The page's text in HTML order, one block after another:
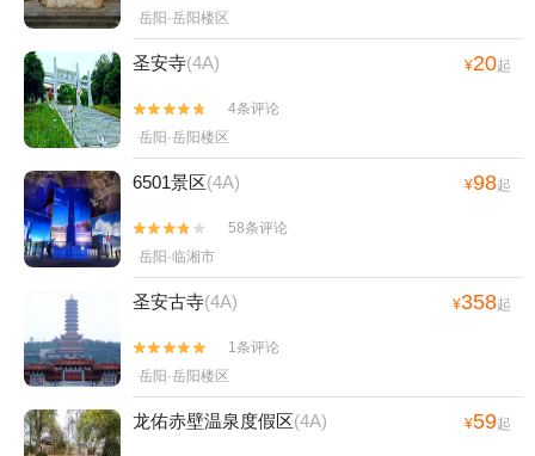
岳阳·岳阳楼区
圣安寺(4A) ¥20起


4条评论
岳阳·岳阳楼区
6501景区(4A) ¥98起


58条评论
岳阳·临湘市
圣安古寺(4A) ¥358起


1条评论
岳阳·岳阳楼区
龙佑赤壁温泉度假区(4A) ¥59起